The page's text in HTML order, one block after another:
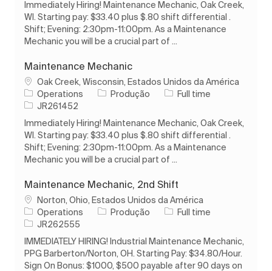
Immediately Hiring! Maintenance Mechanic, Oak Creek,
WI. Starting pay: $33.40 plus $.80 shift differential .
Shift; Evening: 2:30pm-11:00pm. As a Maintenance
Mechanic you will be a crucial part of ...
Maintenance Mechanic
Localização
Oak Creek, Wisconsin, Estados Unidos da América
Operations
Categoria
Produção Tipo de Trabalho
Full time
ID do trabalho
JR261452
Immediately Hiring! Maintenance Mechanic, Oak Creek,
WI. Starting pay: $33.40 plus $.80 shift differential .
Shift; Evening: 2:30pm-11:00pm. As a Maintenance
Mechanic you will be a crucial part of ...
Maintenance Mechanic, 2nd Shift
Localização
Norton, Ohio, Estados Unidos da América
Operations
Categoria
Produção Tipo de Trabalho
Full time
ID do trabalho
JR262555
IMMEDIATELY HIRING! Industrial Maintenance Mechanic,
PPG Barberton/Norton, OH. Starting Pay: $34.80/Hour.
Sign On Bonus: $1000, $500 payable after 90 days on